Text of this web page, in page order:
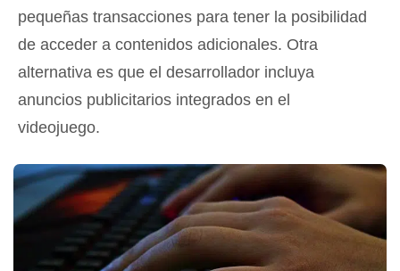
pequeñas transacciones para tener la posibilidad
de acceder a contenidos adicionales. Otra
alternativa es que el desarrollador incluya
anuncios publicitarios integrados en el
videojuego.